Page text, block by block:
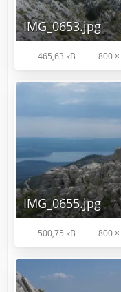
IMG_0653.jpg
465,63 kB 800
IMG_0655.jpg
500,75 kB 800